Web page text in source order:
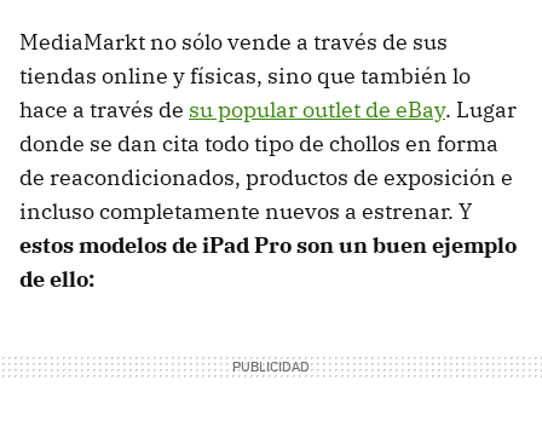
MediaMarkt no sólo vende a través de sus
tiendas online y físicas, sino que también lo
hace a través de su popular outlet de eBay. Lugar
donde se dan cita todo tipo de chollos en forma
de reacondicionados, productos de exposición e
incluso completamente nuevos a estrenar. Y
estos modelos de iPad Pro son un buen ejemplo
de ello: